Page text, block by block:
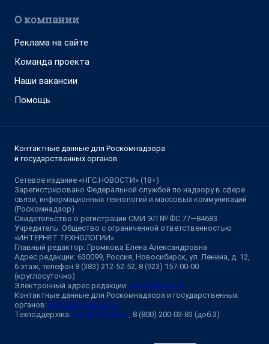
О компании
Реклама на сайте
Команда проекта
Наши вакансии
Помощь
Контактные данные для Роскомнадзора
и государственных органов
Сетевое издание «НГС.НОВОСТИ» (18+)
Зарегистрировано Федеральной службой по надзору в сфере
связи, информационных технологий и массовых коммуникаций
(Роскомнадзор)
Свидетельство о регистрации СМИ ЭЛ № ФС 77—84683
Учредитель: Общество с ограниченной ответственностью
«ИНТЕРНЕТ ТЕХНОЛОГИИ»
Главный редактор: Громкова Елена Александровна
Адрес редакции: 630099, Россия, Новосибирск, ул. Ленина, д. 12,
6 этаж, телефон 8 (383) 212-52-52, 8 (923) 157-00-00
(круглосуточно)
Электронный адрес редакции: ngs@shkulev.ru
Контактные данные для Роскомнадзора и государственных
органов: juristnsk@shkulev.ru
Техподдержка: help@shkulev.ru, 8 (800) 200-03-83 (доб.3)